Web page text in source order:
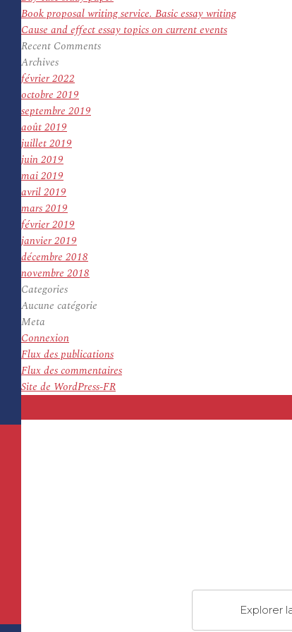
Book proposal writing service. Basic essay writing
Cause and effect essay topics on current events
Recent Comments
Archives
février 2022
octobre 2019
septembre 2019
août 2019
juillet 2019
juin 2019
mai 2019
avril 2019
mars 2019
février 2019
janvier 2019
décembre 2018
novembre 2018
Categories
Aucune catégorie
Meta
Connexion
Flux des publications
Flux des commentaires
Site de WordPress-FR
Explorer